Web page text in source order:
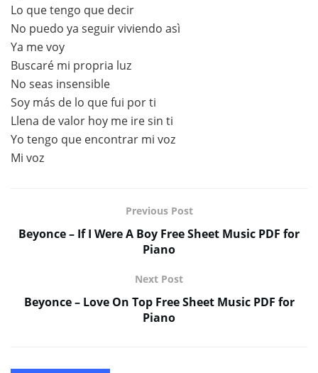
Lo que tengo que decir
No puedo ya seguir viviendo asì
Ya me voy
Buscaré mi propria luz
No seas insensible
Soy más de lo que fui por ti
Llena de valor hoy me ire sin ti
Yo tengo que encontrar mi voz
Mi voz
Previous Post
Beyonce – If I Were A Boy Free Sheet Music PDF for
Piano
Next Post
Beyonce – Love On Top Free Sheet Music PDF for
Piano